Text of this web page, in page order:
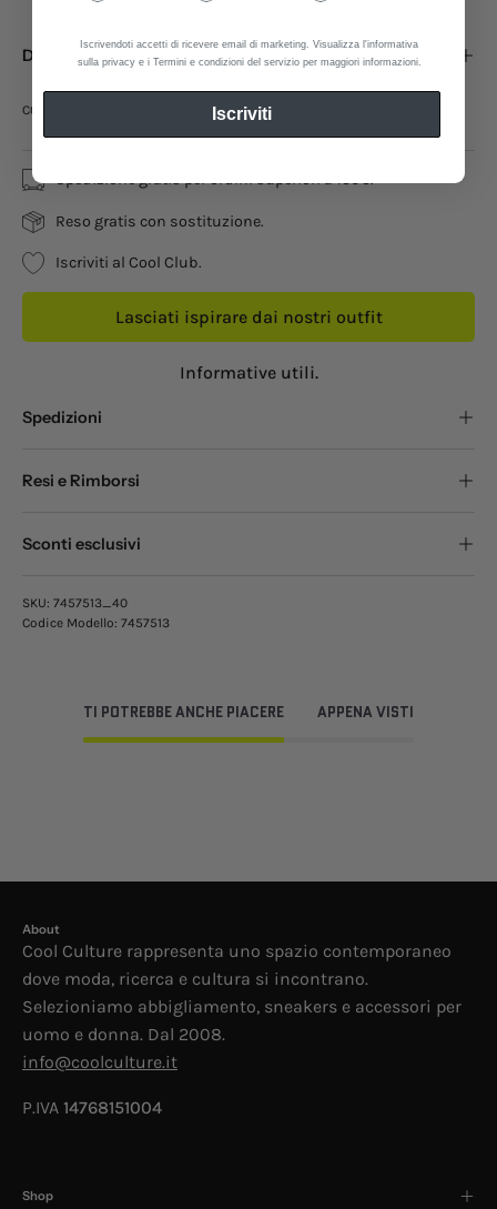
Descrizione Prodotto
COLLEZIONE: PRIMAVERA ESTATE
Spedizione gratis per ordini superiori a 150€.
Reso gratis con sostituzione.
Iscriviti al Cool Club.
Lasciati ispirare dai nostri outfit
Informative utili.
Spedizioni
Resi e Rimborsi
Sconti esclusivi
SKU: 7457513_40
Codice Modello: 7457513
TI POTREBBE ANCHE PIACERE APPENA VISTI
About
Cool Culture rappresenta uno spazio contemporaneo
dove moda, ricerca e cultura si incontrano.
Selezioniamo abbigliamento, sneakers e accessori per
uomo e donna. Dal 2008.
info@coolculture.it
P.IVA 14768151004
Shop
Iscrivendoti accetti di ricevere email di marketing. Visualizza l'informativa
sulla privacy e i Termini e condizioni del servizio per maggiori informazioni.
Iscriviti